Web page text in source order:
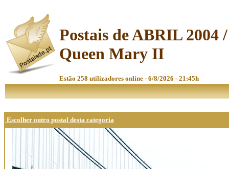
Postais de ABRIL 2004 /
Queen Mary II
Estão 258 utilizadores online - 6/8/2026 - 21:45h
Escolher outro postal desta categoria